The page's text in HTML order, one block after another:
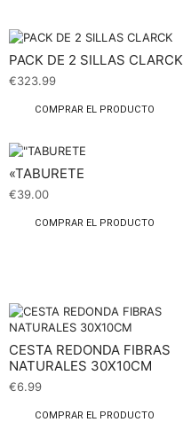
PACK DE 2 SILLAS CLARCK
€323.99
COMPRAR EL PRODUCTO
«TABURETE
€39.00
COMPRAR EL PRODUCTO
CESTA REDONDA FIBRAS
NATURALES 30X10CM
€6.99
COMPRAR EL PRODUCTO